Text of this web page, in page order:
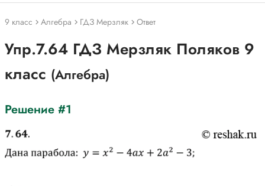
9 класс Алгебра ГДЗ Мерзляк Ответ
Упр.7.64 ГДЗ Мерзляк Поляков 9
класс (Алгебра)
Решение #1